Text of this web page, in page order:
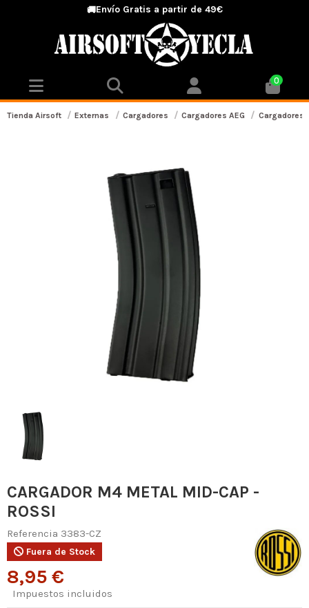
🚚Envío Gratis a partir de 49€
0
Tienda Airsoft Externas Cargadores Cargadores AEG Cargadores
CARGADOR M4 METAL MID-CAP -
ROSSI
Referencia 3383-CZ
Fuera de Stock
8,95 €
Impuestos incluidos